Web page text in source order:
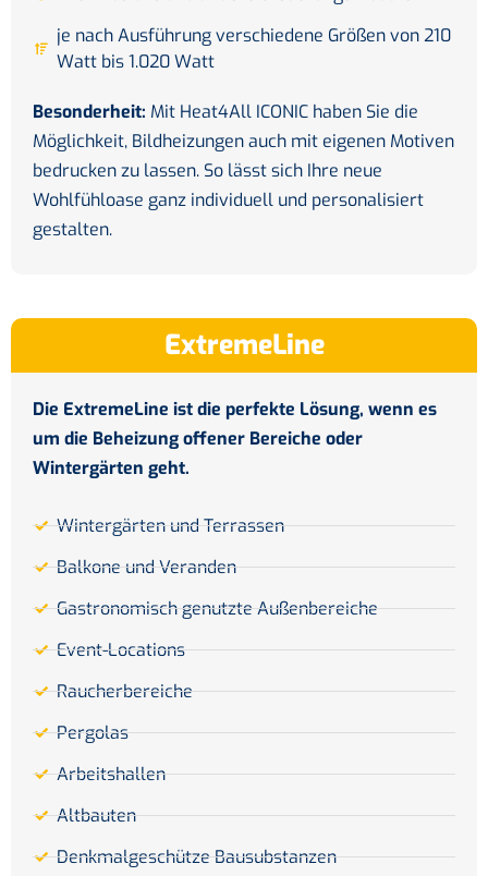
je nach Ausführung verschiedene Größen von 210
Watt bis 1.020 Watt
Besonderheit: Mit Heat4All ICONIC haben Sie die
Möglichkeit, Bildheizungen auch mit eigenen Motiven
bedrucken zu lassen. So lässt sich Ihre neue
Wohlfühloase ganz individuell und personalisiert
gestalten.
ExtremeLine
Die ExtremeLine ist die perfekte Lösung, wenn es
um die Beheizung offener Bereiche oder
Wintergärten geht.
Wintergärten und Terrassen
Balkone und Veranden
Gastronomisch genutzte Außenbereiche
Event-Locations
Raucherbereiche
Pergolas
Arbeitshallen
Altbauten
Denkmalgeschütze Bausubstanzen